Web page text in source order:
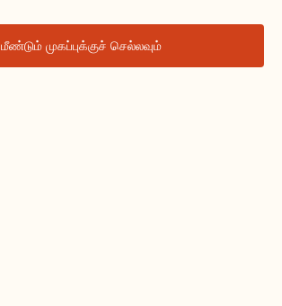
மீண்டும் முகப்புக்குச் செல்லவும்